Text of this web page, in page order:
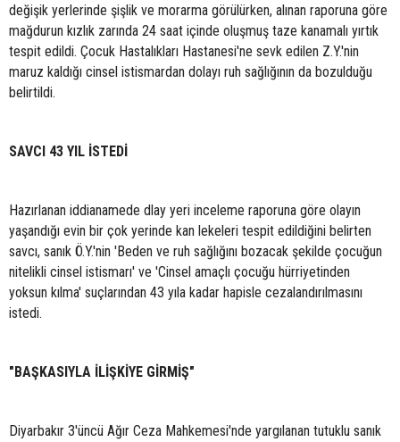
değişik yerlerinde şişlik ve morarma görülürken, alınan raporuna göre
mağdurun kızlık zarında 24 saat içinde oluşmuş taze kanamalı yırtık
tespit edildi. Çocuk Hastalıkları Hastanesi'ne sevk edilen Z.Y.'nin
maruz kaldığı cinsel istismardan dolayı ruh sağlığının da bozulduğu
belirtildi.
SAVCI 43 YIL İSTEDİ
Hazırlanan iddianamede dlay yeri inceleme raporuna göre olayın
yaşandığı evin bir çok yerinde kan lekeleri tespit edildiğini belirten
savcı, sanık Ö.Y.'nin 'Beden ve ruh sağlığını bozacak şekilde çocuğun
nitelikli cinsel istismarı' ve 'Cinsel amaçlı çocuğu hürriyetinden
yoksun kılma' suçlarından 43 yıla kadar hapisle cezalandırılmasını
istedi.
"BAŞKASIYLA İLİŞKİYE GİRMİŞ"
Diyarbakır 3'üncü Ağır Ceza Mahkemesi'nde yargılanan tutuklu sanık